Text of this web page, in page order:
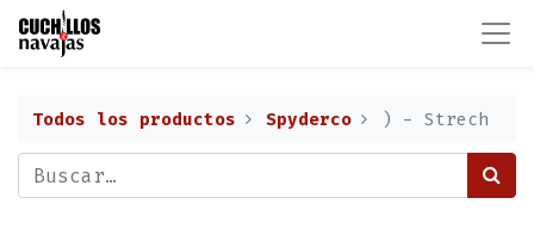
Todos los productos Spyderco ) - Strech